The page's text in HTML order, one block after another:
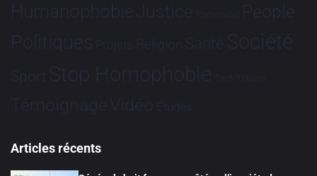
HumanophobieJustice Partenariat People
Politiques Projets Religion Santé Société
Sport Stop Homophobie Tech Tribune
TémoignageVidéo Études
Articles récents